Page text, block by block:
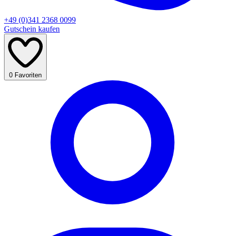
+49 (0)341 2368 0099
Gutschein kaufen
0 Favoriten